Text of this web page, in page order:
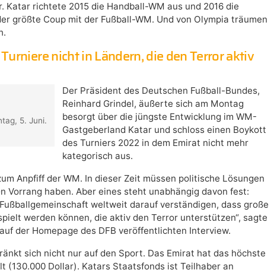
Katar richtete 2015 die Handball-WM aus und 2016 die
größte Coup mit der Fußball-WM. Und von Olympia träumen
nicht in Ländern, die den Terror aktiv
5. Juni.
Der Präsident des Deutschen Fußball-Bundes,
Reinhard Grindel, äußerte sich am Montag
besorgt über die jüngste Entwicklung im WM-
Gastgeberland Katar und schloss einen Boykott
des Turniers 2022 in dem Emirat nicht mehr
kategorisch aus.
Anpfiff der WM. In dieser Zeit müssen politische Lösungen
Vorrang haben. Aber eines steht unabhängig davon fest:
weltweit darauf verständigen, dass große
werden können, die aktiv den Terror unterstützen“, sagte
der Homepage des DFB veröffentlichten Interview.
sich nicht nur auf den Sport. Das Emirat hat das höchste
(130.000 Dollar). Katars Staatsfonds ist Teilhaber an